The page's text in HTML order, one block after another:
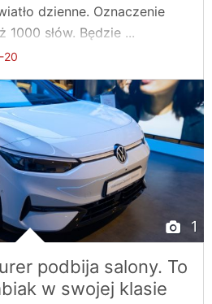
dzienne. Oznaczenie
1000 słów. Będzie ...
20
1
podbija salony. To
w swojej klasie